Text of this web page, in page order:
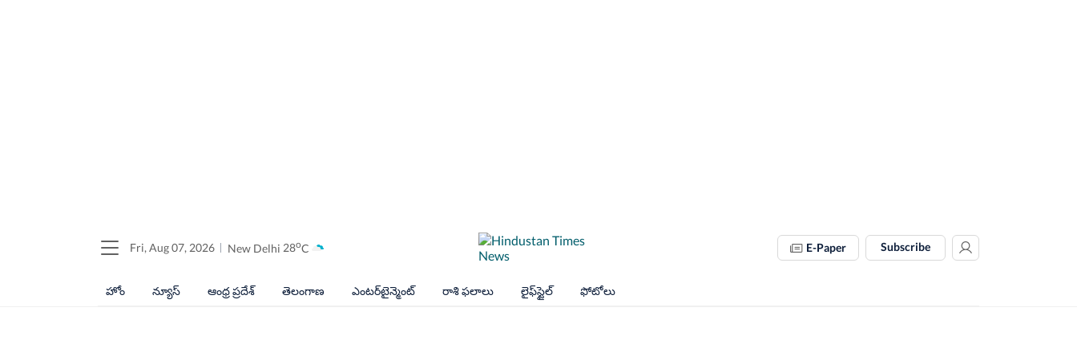
Fri, Aug 07, 2026 New Delhi 28oC E-Paper Subscribe
హోం న్యూస్ ఆంధ్ర ప్రదేశ్ తెలంగాణ ఎంటర్‌టైన్మెంట్ రాశి ఫలాలు లైఫ్‌స్టైల్ ఫోటోలు